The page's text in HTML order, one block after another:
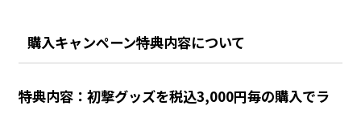
購入キャンペーン特典内容について
特典内容：初撃グッズを税込3,000円毎の購入でラ